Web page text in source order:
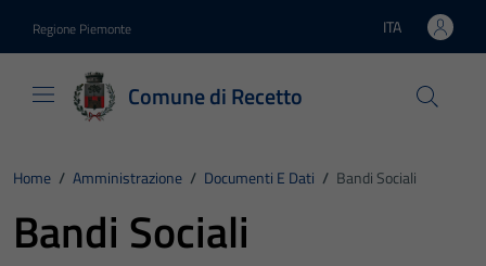
Regione Piemonte Lingua attiva:
ITA
Comune di Recetto
Home / Amministrazione / Documenti E Dati / Bandi Sociali
Bandi Sociali